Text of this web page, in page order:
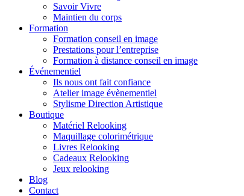
Savoir Vivre
Maintien du corps
Formation
Formation conseil en image
Prestations pour l’entreprise
Formation à distance conseil en image
Événementiel
Ils nous ont fait confiance
Atelier image évènementiel
Stylisme Direction Artistique
Boutique
Matériel Relooking
Maquillage colorimétrique
Livres Relooking
Cadeaux Relooking
Jeux relooking
Blog
Contact